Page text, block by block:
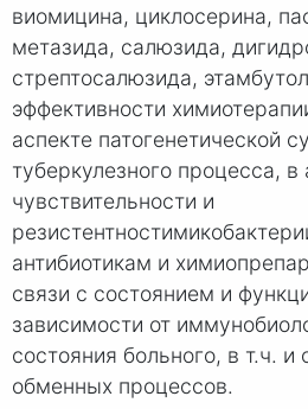
виомицина, циклосерина,
метазида, салюзида,
стрептосалюзида,
эффективности
аспекте патогенетической
туберкулезного процесса, в
чувствительности и
антибиотикам и
связи с состоянием и
зависимости от
состояния больного, в т.ч. и
обменных процессов.